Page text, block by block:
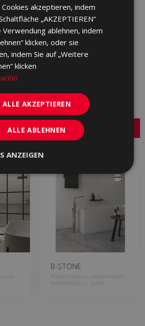
60 X
B-STONE
FEINSTEINZEUG, EINGEFÄRBTES
FEINSTEINZEUG, WEISS
Cookies akzeptieren, indem
„AKZEPTIEREN“
Verwendung ablehnen, indem
klicken, oder sie
indem Sie auf „Weitere
klicken
ALLE AKZEPTIEREN
ALLE ABLEHNEN
ANZEIGEN